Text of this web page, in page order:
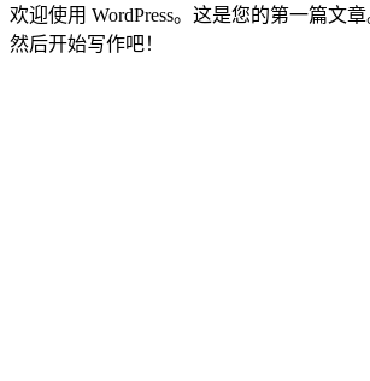
欢迎使用 WordPress。这是您的第一篇文章
然后开始写作吧！